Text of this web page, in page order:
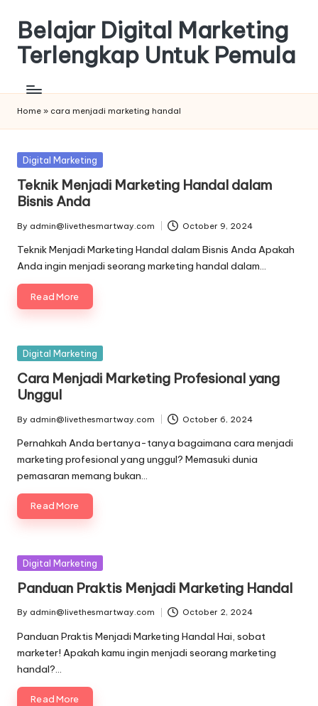
content
Belajar Digital Marketing
Terlengkap Untuk Pemula
Home » cara menjadi marketing handal
Posted
Digital Marketing
Teknik Menjadi Marketing Handal dalam
Bisnis Anda
Posted
by
By admin@livethesmartway.com October 9, 2024
Teknik Menjadi Marketing Handal dalam Bisnis Anda Apakah
Anda ingin menjadi seorang marketing handal dalam…
Read More
Posted
Digital Marketing
Cara Menjadi Marketing Profesional yang
Unggul
Posted
by
By admin@livethesmartway.com October 6, 2024
Pernahkah Anda bertanya-tanya bagaimana cara menjadi
marketing profesional yang unggul? Memasuki dunia
pemasaran memang bukan…
Read More
Posted
Digital Marketing
Panduan Praktis Menjadi Marketing Handal
Posted
by
By admin@livethesmartway.com October 2, 2024
Panduan Praktis Menjadi Marketing Handal Hai, sobat
marketer! Apakah kamu ingin menjadi seorang marketing
handal?…
Read More